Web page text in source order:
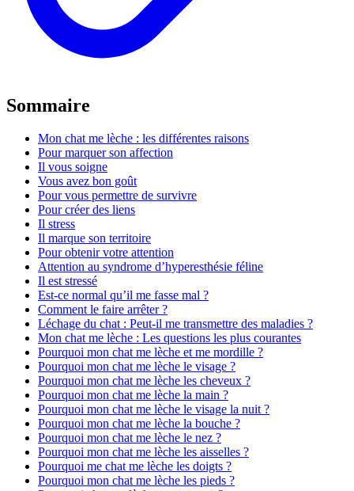
Sommaire
Mon chat me lèche : les différentes raisons
Pour marquer son affection
Il vous soigne
Vous avez bon goût
Pour vous permettre de survivre
Pour créer des liens
Il stress
Il marque son territoire
Pour obtenir votre attention
Attention au syndrome d’hyperesthésie féline
Il est stressé
Est-ce normal qu’il me fasse mal ?
Comment le faire arrêter ?
Léchage du chat : Peut-il me transmettre des maladies ?
Mon chat me lèche : Les questions les plus courantes
Pourquoi mon chat me lèche et me mordille ?
Pourquoi mon chat me lèche le visage ?
Pourquoi mon chat me lèche les cheveux ?
Pourquoi mon chat me lèche la main ?
Pourquoi mon chat me lèche le visage la nuit ?
Pourquoi mon chat me lèche la bouche ?
Pourquoi mon chat me lèche le nez ?
Pourquoi mon chat me lèche les aisselles ?
Pourquoi me chat me lèche les doigts ?
Pourquoi mon chat me lèche les pieds ?